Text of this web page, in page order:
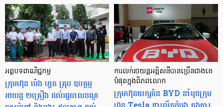
អត្ថបទ​ពាណិជ្ជកម្ម
ក្រុមហ៊ុន ប៉េង ហួត គ្រុប ឧបត្ថម្ភ
រថយន្ត ២គ្រឿង ដល់​រដ្ឋបាល​ខណ្ឌ​
ការលក់រថយន្ដអគ្គិសនីបានច្រើនជាងគេ
បំផុតក្នុងពិភពលោក
ក្រុមហ៊ុនយក្សចិន BYD នាំមុខក្រុម